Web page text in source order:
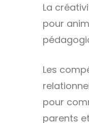
La
pour
Les
pour
parents